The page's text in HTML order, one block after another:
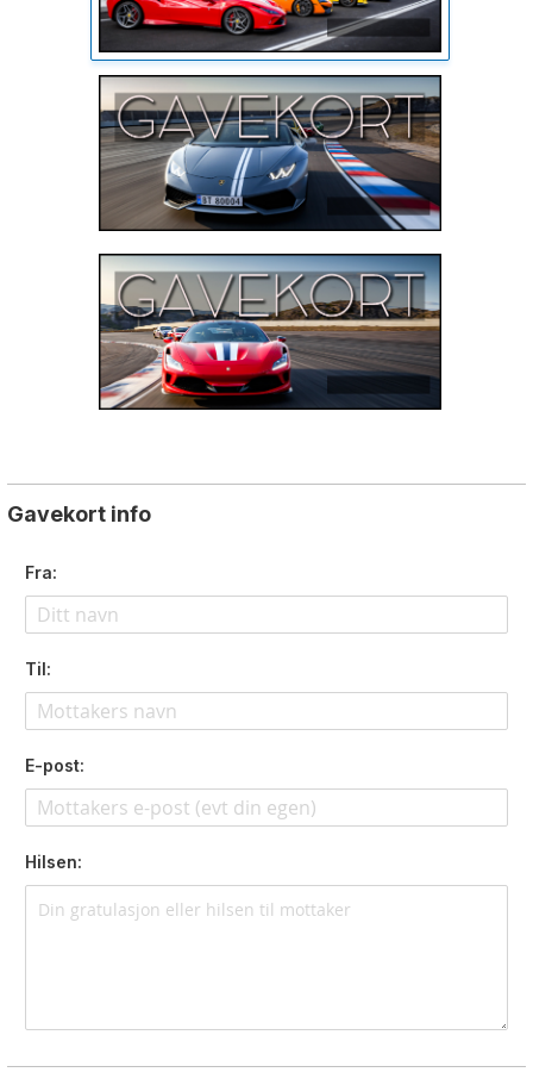
Gavekort info
Fra:
Til:
E-post:
Hilsen: